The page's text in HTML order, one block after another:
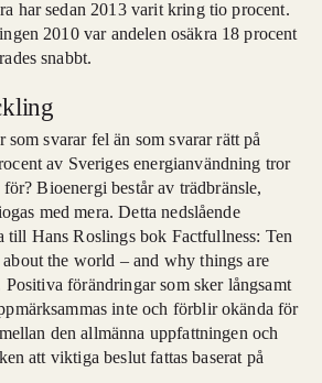
har sedan 2013 varit kring tio procent.
2010 var andelen osäkra 18 procent
snabbt.
som svarar fel än som svarar rätt på
av Sveriges energianvändning tror
Bioenergi består av trädbränsle,
med mera. Detta nedslående
till Hans Roslings bok Factfullness: Ten
about the world – and why things are
förändringar som sker långsamt
inte och förblir okända för
den allmänna uppfattningen och
att viktiga beslut fattas baserat på